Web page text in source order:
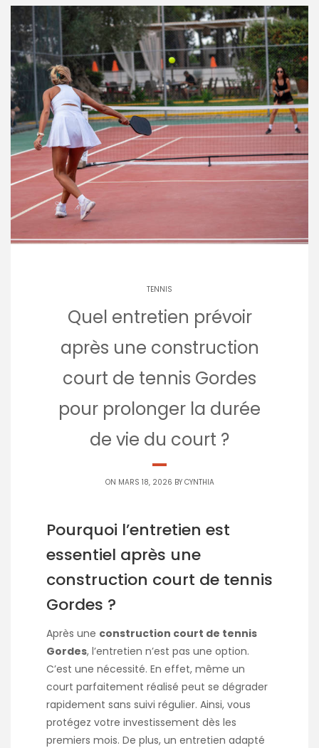
TENNIS
Quel entretien prévoir
après une construction
court de tennis Gordes
pour prolonger la durée
de vie du court ?
ON MARS 18, 2026 BY CYNTHIA
Pourquoi l’entretien est
essentiel après une
construction court de tennis
Gordes ?
Après une construction court de tennis
Gordes, l’entretien n’est pas une option.
C’est une nécessité. En effet, même un
court parfaitement réalisé peut se dégrader
rapidement sans suivi régulier. Ainsi, vous
protégez votre investissement dès les
premiers mois. De plus, un entretien adapté